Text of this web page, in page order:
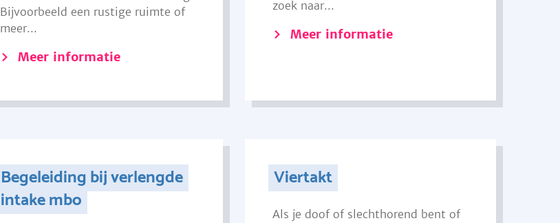
Bijvoorbeeld een rustige ruimte of
meer...
Meer informatie
zoek naar...
Meer informatie
Begeleiding bij verlengde
intake mbo
Viertakt
Als je doof of slechthorend bent of